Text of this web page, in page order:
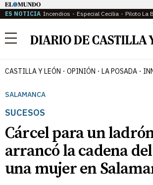
ES NOTICIA Incendios Especial Cecilia Piloto La
Menú
CASTILLA Y LEÓN OPINIÓN LA POSADA
SALAMANCA
SUCESOS
Cárcel para un
arrancó la cadena
una mujer en